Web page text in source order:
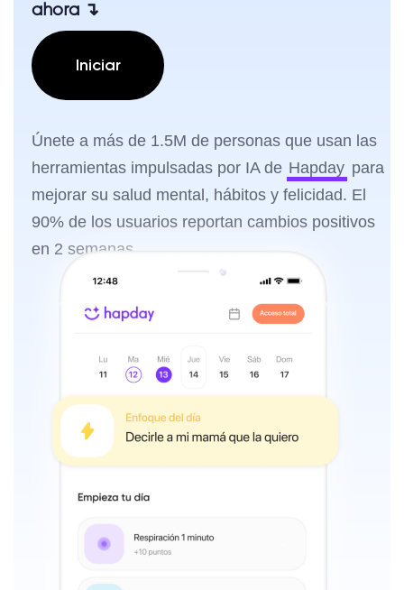
ahora ↴
Iniciar
Únete a más de 1.5M de personas que usan las
herramientas impulsadas por IA de Hapday para
mejorar su salud mental, hábitos y felicidad. El
90% de los usuarios reportan cambios positivos
en 2 semanas.